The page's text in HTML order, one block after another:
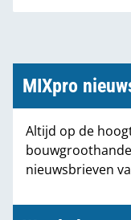
MIXpro
Altijd op de
nieuwsbrieven